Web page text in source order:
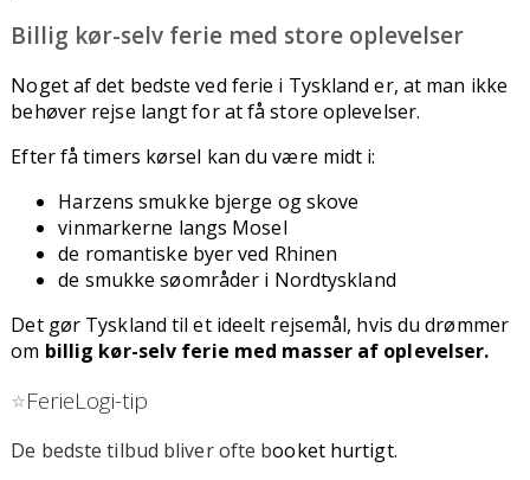
Billig kør-selv ferie med store oplevelser
Noget af det bedste ved ferie i Tyskland er, at man ikke
behøver rejse langt for at få store oplevelser.
Efter få timers kørsel kan du være midt i:
Harzens smukke bjerge og skove
vinmarkerne langs Mosel
de romantiske byer ved Rhinen
de smukke søområder i Nordtyskland
Det gør Tyskland til et ideelt rejsemål, hvis du drømmer
om billig kør-selv ferie med masser af oplevelser.
⭐FerieLogi-tip
De bedste tilbud bliver ofte booket hurtigt.